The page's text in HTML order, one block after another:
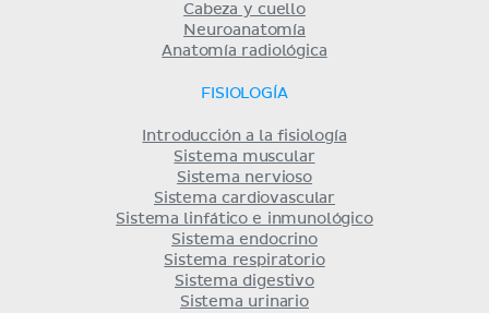
Cabeza y cuello
Neuroanatomía
Anatomía radiológica
FISIOLOGÍA
Introducción a la fisiología
Sistema muscular
Sistema nervioso
Sistema cardiovascular
Sistema linfático e inmunológico
Sistema endocrino
Sistema respiratorio
Sistema digestivo
Sistema urinario